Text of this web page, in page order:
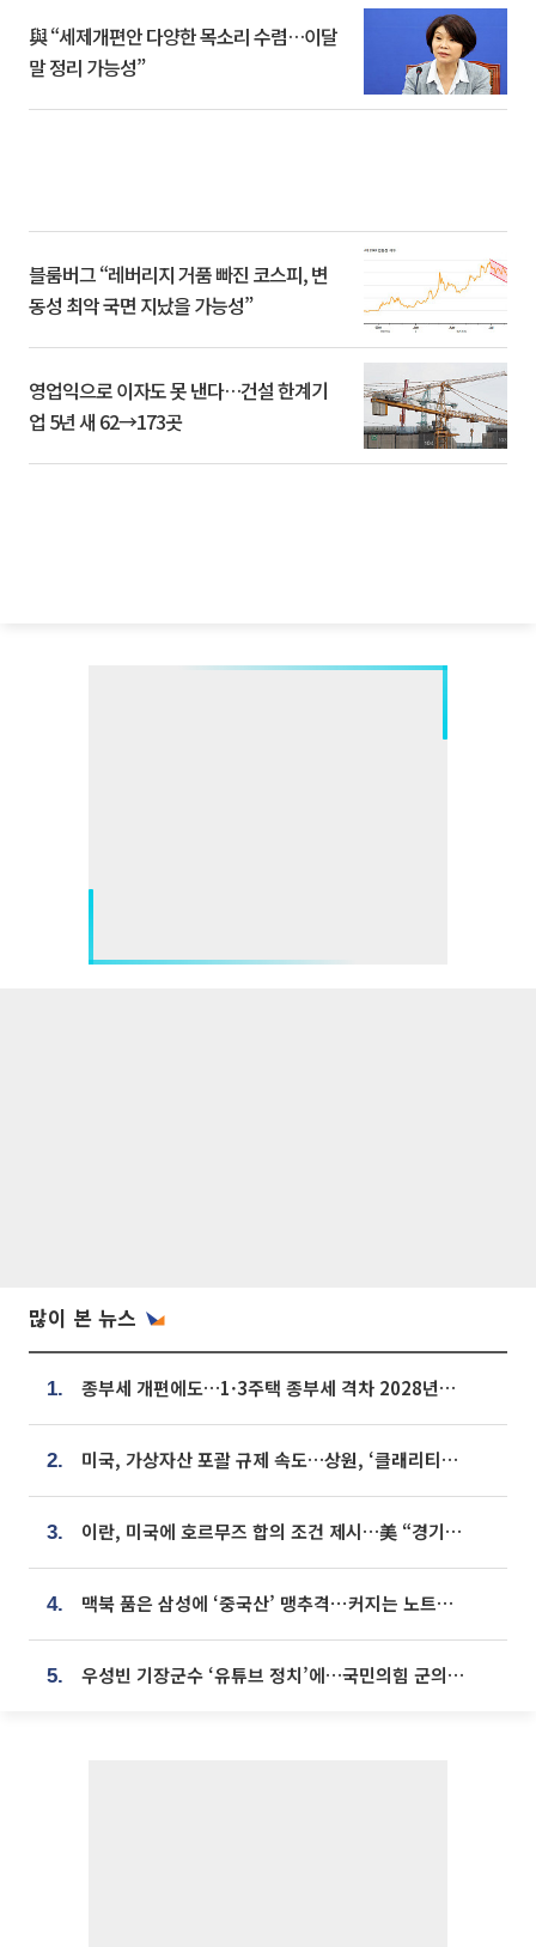
與 “세제개편안 다양한 목소리 수렴…이달
말 정리 가능성”
블룸버그 “레버리지 거품 빠진 코스피, 변
동성 최악 국면 지났을 가능성”
영업익으로 이자도 못 낸다…건설 한계기
업 5년 새 62→173곳
많이 본 뉴스
1. 종부세 개편에도…1·3주택 종부세 격차 2028년부터 확대
2. 미국, 가상자산 포괄 규제 속도…상원, ‘클래리티법’ 9월 절차투표 추진
3. 이란, 미국에 호르무즈 합의 조건 제시…美 “경기 아직 안 끝나” [종합]
4. 맥북 품은 삼성에 ‘중국산’ 맹추격⋯커지는 노트북 OLED 시장
5. 우성빈 기장군수 ‘유튜브 정치’에…국민의힘 군의원들 집단 반발